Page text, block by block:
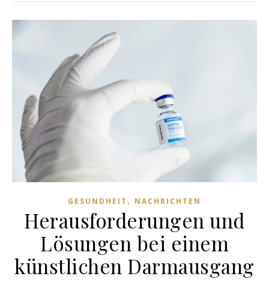
GESUNDHEIT , NACHRICHTEN
Herausforderungen und
Lösungen bei einem
künstlichen Darmausgang